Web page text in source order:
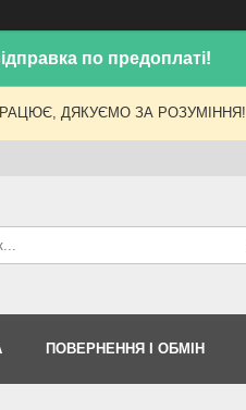
по предоплаті!
ДЯКУЄМО ЗА РОЗУМІННЯ!
ПОВЕРНЕННЯ І ОБМІН